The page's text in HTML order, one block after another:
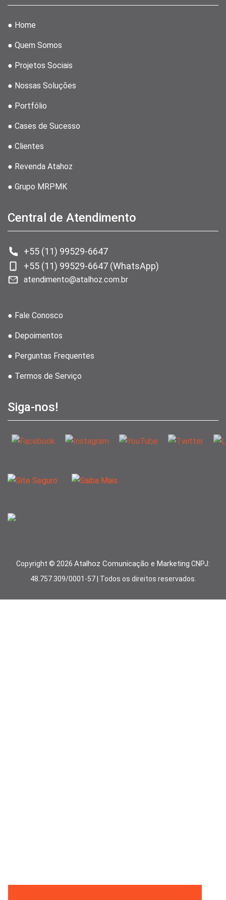
● Home
● Quem Somos
● Projetos Sociais
● Nossas Soluções
● Portfólio
● Cases de Sucesso
● Clientes
● Revenda Atahoz
● Grupo MRPMK
Central de Atendimento
+55 (11) 99529-6647
+55 (11) 99529-6647 (WhatsApp)
atendimento@atalhoz.com.br
● Fale Conosco
● Depoimentos
● Perguntas Frequentes
● Termos de Serviço
Siga-nos!
Copyright © 2026 Atalhoz Comunicação e Marketing CNPJ:
48.757.309/0001-57 | Todos os direitos reservados.